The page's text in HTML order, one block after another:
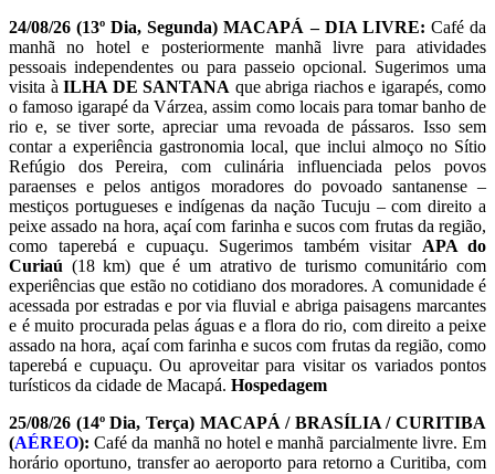
24/08/26 (13º Dia, Segunda)MACAPÁ – DIA LIVRE: Café da
manhã no hotel e posteriormente manhã livre para atividades
pessoais independentes ou para passeio opcional. Sugerimos uma
visita à ILHA DE SANTANA que abriga riachos e igarapés, como
o famoso igarapé da Várzea, assim como locais para tomar banho de
rio e, se tiver sorte, apreciar uma revoada de pássaros. Isso sem
contar a experiência gastronomia local, que inclui almoço no Sítio
Refúgio dos Pereira, com culinária influenciada pelos povos
paraenses e pelos antigos moradores do povoado santanense –
mestiços portugueses e indígenas da nação Tucuju – com direito a
peixe assado na hora, açaí com farinha e sucos com frutas da região,
como taperebá e cupuaçu. Sugerimos também visitar APA do
Curiaú (18 km) que é um atrativo de turismo comunitário com
experiências que estão no cotidiano dos moradores. A comunidade é
acessada por estradas e por via fluvial e abriga paisagens marcantes
e é muito procurada pelas águas e a flora do rio, com direito a peixe
assado na hora, açaí com farinha e sucos com frutas da região, como
taperebá e cupuaçu. Ou aproveitar para visitar os variados pontos
turísticos da cidade de Macapá. Hospedagem
25/08/26 (14º Dia, Terça) MACAPÁ / BRASÍLIA / CURITIBA
(AÉREO):Café da manhã no hotel e manhã parcialmente livre. Em
horário oportuno, transfer ao aeroporto para retorno a Curitiba, com